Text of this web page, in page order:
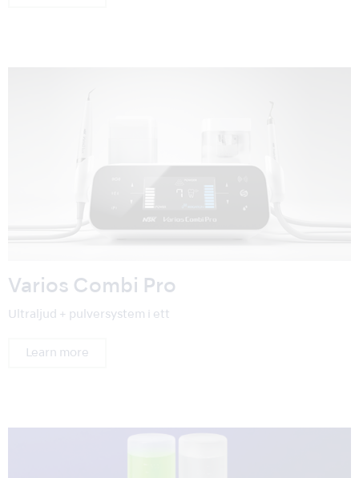
Varios Combi Pro
Ultraljud + pulversystem i ett
Learn more